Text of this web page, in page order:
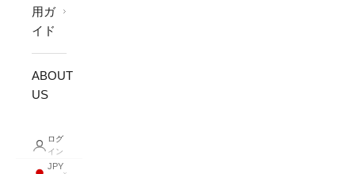
用ガ
イド
ABOUT
US
ログ
イン
JPY